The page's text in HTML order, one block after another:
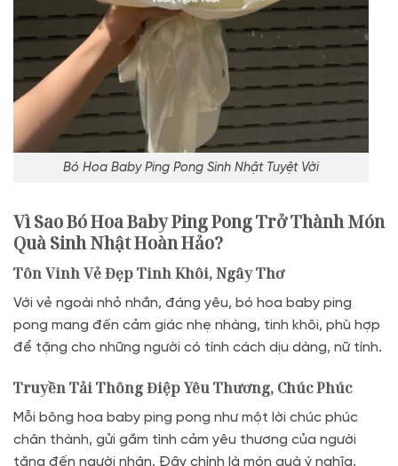
Bó Hoa Baby Ping Pong Sinh Nhật Tuyệt Vời
Vì Sao Bó Hoa Baby Ping Pong Trở Thành Món
Quà Sinh Nhật Hoàn Hảo?
Tôn Vinh Vẻ Đẹp Tinh Khôi, Ngây Thơ
Với vẻ ngoài nhỏ nhắn, đáng yêu, bó hoa baby ping
pong mang đến cảm giác nhẹ nhàng, tinh khôi, phù hợp
để tặng cho những người có tính cách dịu dàng, nữ tính.
Truyền Tải Thông Điệp Yêu Thương, Chúc Phúc
Mỗi bông hoa baby ping pong như một lời chúc phúc
chân thành, gửi gắm tình cảm yêu thương của người
tặng đến người nhận. Đây chính là món quà ý nghĩa,